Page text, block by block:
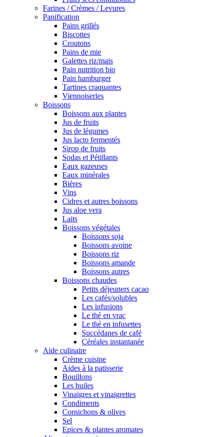
Farines / Crèmes / Levures
Panification
Pains grillés
Biscottes
Croutons
Pains de mie
Galettes riz/mais
Pain nutrition bio
Pain hamburger
Tartines craquantes
Viennoiseries
Boissons
Boissons aux plantes
Jus de fruits
Jus de légumes
Jus lacto fermentés
Sirop de fruits
Sodas et Pétillants
Eaux gazeuses
Eaux minérales
Bières
Vins
Cidres et autres boissons
Jus aloe vera
Laits
Boissons végétales
Boissons soja
Boissons avoine
Boissons riz
Boissons amande
Boissons autres
Boissons chaudes
Petits déjeuners cacao
Les cafés/solubles
Les infusions
Le thé en vrac
Le thé en infusettes
Succédanes de café
Céréales instantanée
Aide culinaire
Crème cuisine
Aides à la patisserie
Bouillons
Les huiles
Vinaigres et vinaigrettes
Condiments
Cornichons & olives
Sel
Epices & plantes aromates